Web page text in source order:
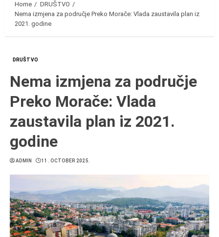
Home
DRUŠTVO
Nema izmjena za područje Preko Morače: Vlada zaustavila plan iz
2021. godine
DRUŠTVO
Nema izmjena za područje
Preko Morače: Vlada
zaustavila plan iz 2021.
godine
ADMIN 11. OCTOBER 2025.